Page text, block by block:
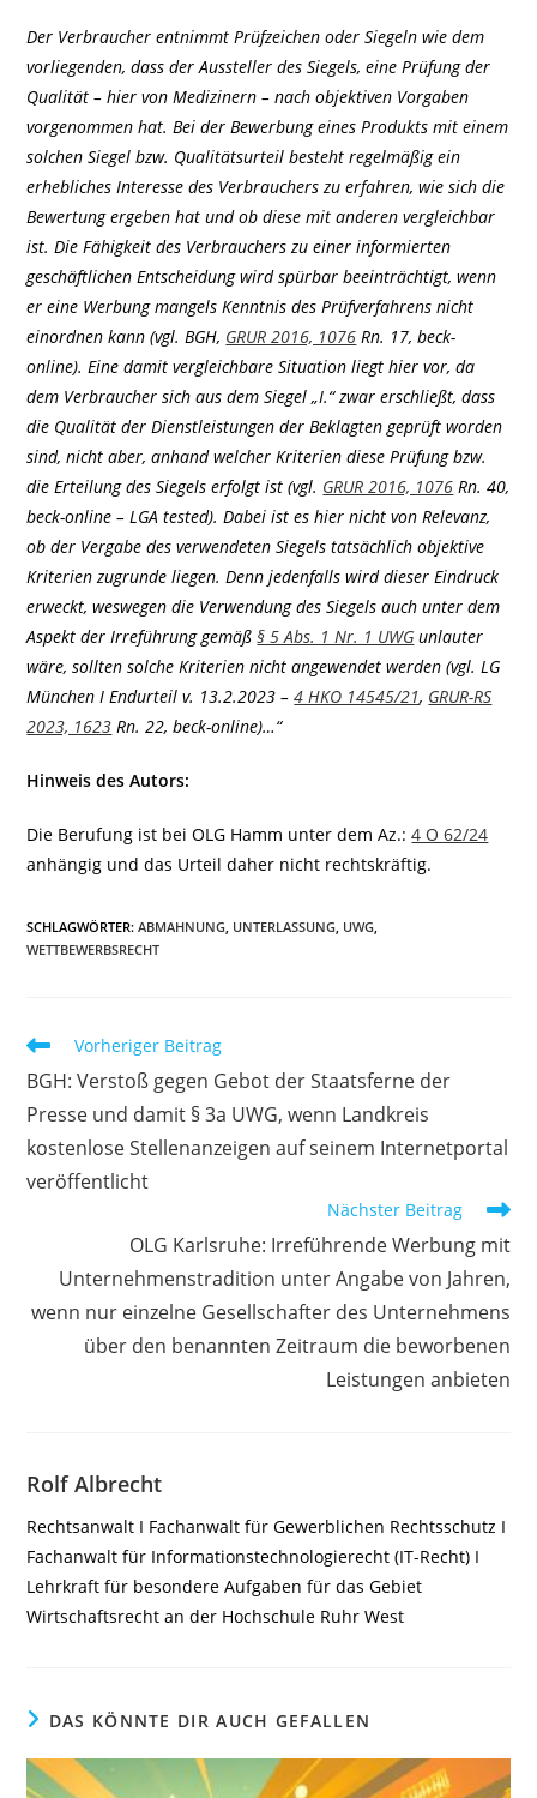
Der Verbraucher entnimmt Prüfzeichen oder Siegeln wie dem
vorliegenden, dass der Aussteller des Siegels, eine Prüfung der
Qualität – hier von Medizinern – nach objektiven Vorgaben
vorgenommen hat. Bei der Bewerbung eines Produkts mit einem
solchen Siegel bzw. Qualitätsurteil besteht regelmäßig ein
erhebliches Interesse des Verbrauchers zu erfahren, wie sich die
Bewertung ergeben hat und ob diese mit anderen vergleichbar
ist. Die Fähigkeit des Verbrauchers zu einer informierten
geschäftlichen Entscheidung wird spürbar beeinträchtigt, wenn
er eine Werbung mangels Kenntnis des Prüfverfahrens nicht
einordnen kann (vgl. BGH, GRUR 2016, 1076 Rn. 17, beck-
online). Eine damit vergleichbare Situation liegt hier vor, da
dem Verbraucher sich aus dem Siegel „I.“ zwar erschließt, dass
die Qualität der Dienstleistungen der Beklagten geprüft worden
sind, nicht aber, anhand welcher Kriterien diese Prüfung bzw.
die Erteilung des Siegels erfolgt ist (vgl. GRUR 2016, 1076 Rn. 40,
beck-online – LGA tested). Dabei ist es hier nicht von Relevanz,
ob der Vergabe des verwendeten Siegels tatsächlich objektive
Kriterien zugrunde liegen. Denn jedenfalls wird dieser Eindruck
erweckt, weswegen die Verwendung des Siegels auch unter dem
Aspekt der Irreführung gemäß§ 5 Abs. 1 Nr. 1 UWG unlauter
wäre, sollten solche Kriterien nicht angewendet werden (vgl. LG
München I Endurteil v. 13.2.2023 –4 HKO 14545/21, GRUR-RS
2023, 1623 Rn. 22, beck-online)…“
Hinweis des Autors:
Die Berufung ist bei OLG Hamm unter dem Az.:4 O 62/24
anhängig und das Urteil daher nicht rechtskräftig.
SCHLAGWÖRTER:ABMAHNUNG UNTERLASSUNG UWG
WETTBEWERBSRECHT
Weitere
ansehen
Vorheriger Beitrag
BGH: Verstoß gegen Gebot der Staatsferne der
Presse und damit § 3a UWG, wenn Landkreis
kostenlose Stellenanzeigen auf seinem Internetportal
veröffentlicht
Nächster Beitrag
OLG Karlsruhe: Irreführende Werbung mit
Unternehmenstradition unter Angabe von Jahren,
wenn nur einzelne Gesellschafter des Unternehmens
über den benannten Zeitraum die beworbenen
Leistungen anbieten
Rolf Albrecht
Rechtsanwalt I Fachanwalt für Gewerblichen Rechtsschutz I
Fachanwalt für Informationstechnologierecht (IT-Recht) I
Lehrkraft für besondere Aufgaben für das Gebiet
Wirtschaftsrecht an der Hochschule Ruhr West
DAS KÖNNTE DIR AUCH GEFALLEN